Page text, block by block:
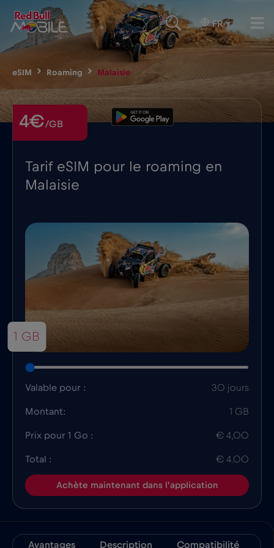
FR ▾
eSIM Roaming Malaisie
Tarif eSIM pour le roaming en
Malaisie
4€/GB
1 GB
Valable pour : 30 jours
Montant: 1 GB
Prix pour 1 Go : € 4,00
Total : € 4.00
Achète maintenant dans l'application
Avantages Description Compatibilité